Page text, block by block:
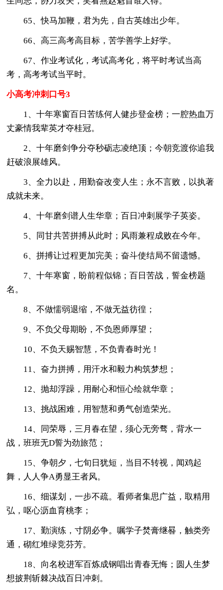
65、快马加鞭，君为先，自古英雄出少年。
66、高三高考高目标，苦学善学上好学。
67、作业考试化，考试高考化，将平时考试当高
考，高考考试当平时。
小高考冲刺口号3
1、十年寒窗百日苦练何人健步登金榜；一腔热血万
丈豪情我辈英才夺桂冠。
2、十年磨剑争分夺秒砺志凌绝顶；今朝竞渡你追我
赶破浪展雄风。
3、全力以赴，用勤奋改变人生；永不言败，以执著
成就未来。
4、十年磨剑谱人生华章；百日冲刺展学子英姿。
5、同甘共苦拼搏从此时；风雨兼程成败在今年。
6、拼搏让过程更加完美；奋斗使结局不留遗憾。
7、十年寒窗，盼前程似锦；百日苦战，誓金榜题
名。
8、不做懦弱退缩，不做无益彷徨；
9、不负父母期盼，不负恩师厚望；
10、不负天赐智慧，不负青春时光！
11、奋力拼搏，用汗水和毅力构筑梦想；
12、抛却浮躁，用耐心和恒心绘就华章；
13、挑战困难，用智慧和勇气创造荣光。
14、同荣辱，三月春在望，须心无旁骛，背水一
战，班班无D誓为劲旅范；
15、争朝夕，七旬日犹短，当目不转视，闻鸡起
舞，人人争A勇显王者风。
16、细谋划，一步不疏。看师者集思广益，取精用
弘，呕心沥血育桃李；
17、勤演练，寸阴必争。嘱学子焚膏继晷，触类旁
通，砌红堆绿竞芬芳。
18、向名校进军百炼成钢唱出青春无悔；圆人生梦
想披荆斩棘决战百日冲刺。